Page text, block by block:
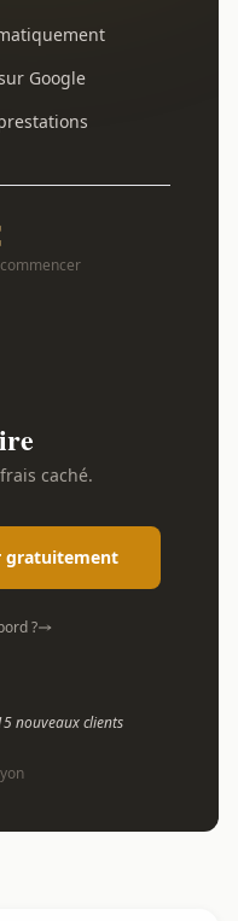
Google
caché.
gratuitement
?
nouveaux clients